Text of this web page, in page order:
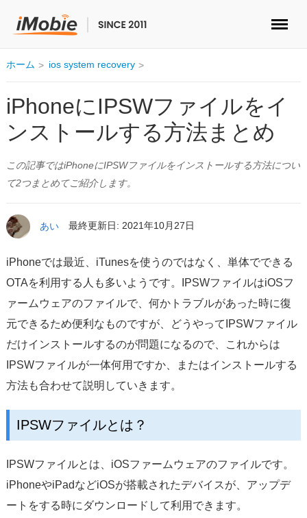
ロック解除&データ復元
データ転送
マルチメディア
便利ツール
ストア
ダウンロード
サポート
言語選択
ホーム ios system recovery
iPhoneにIPSWファイルをイ
ンストールする方法まとめ
この記事ではiPhoneにIPSWファイルをインストールする方法につい
て2つまとめてご紹介します。
あい 最終更新日: 2021年10月27日
iPhoneでは最近、iTunesを使うのではなく、単体でできる
OTAを利用する人も多いようです。IPSWファイルはiOSフ
ァームウェアのファイルで、何かトラブルがあった時に復
元できるため便利なものですが、どうやってIPSWファイル
だけインストールするのが問題になるので、これからは
IPSWファイルが一体何用ですか、またはインストールする
方法も合わせて説明していきます。
IPSWファイルとは？
IPSWファイルとは、iOSファームウェアのファイルです。
iPhoneやiPadなどiOSが搭載されたデバイスが、アップデ
ートをする時にダウンロードして利用できます。